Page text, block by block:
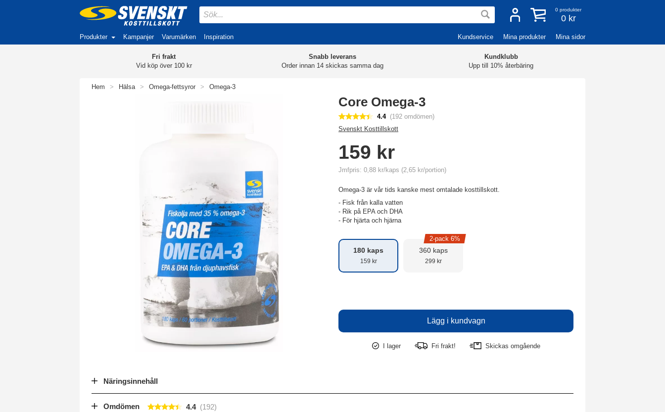
0 produkter
0 kr
Produkter Kampanjer Varumärken Inspiration Kundservice Mina produkter Mina sidor
Fri frakt
Vid köp över 100 kr
Snabb leverans
Order innan 14 skickas samma dag
Kundklubb
Upp till 10% återbäring
Hem > Hälsa > Omega-fettsyror > Omega-3
Core Omega-3
4.4 (192 omdömen)
Svenskt Kosttillskott
159 kr
Jmfpris: 0,88 kr/kaps (2,65 kr/portion)
Omega-3 är vår tids kanske mest omtalade kosttillskott.
- Fisk från kalla vatten
- Rik på EPA och DHA
- För hjärta och hjärna
180 kaps
159 kr
360 kaps
299 kr
2-pack 6%
I lager Fri frakt! Skickas omgående
Näringsinnehåll
Omdömen 4.4